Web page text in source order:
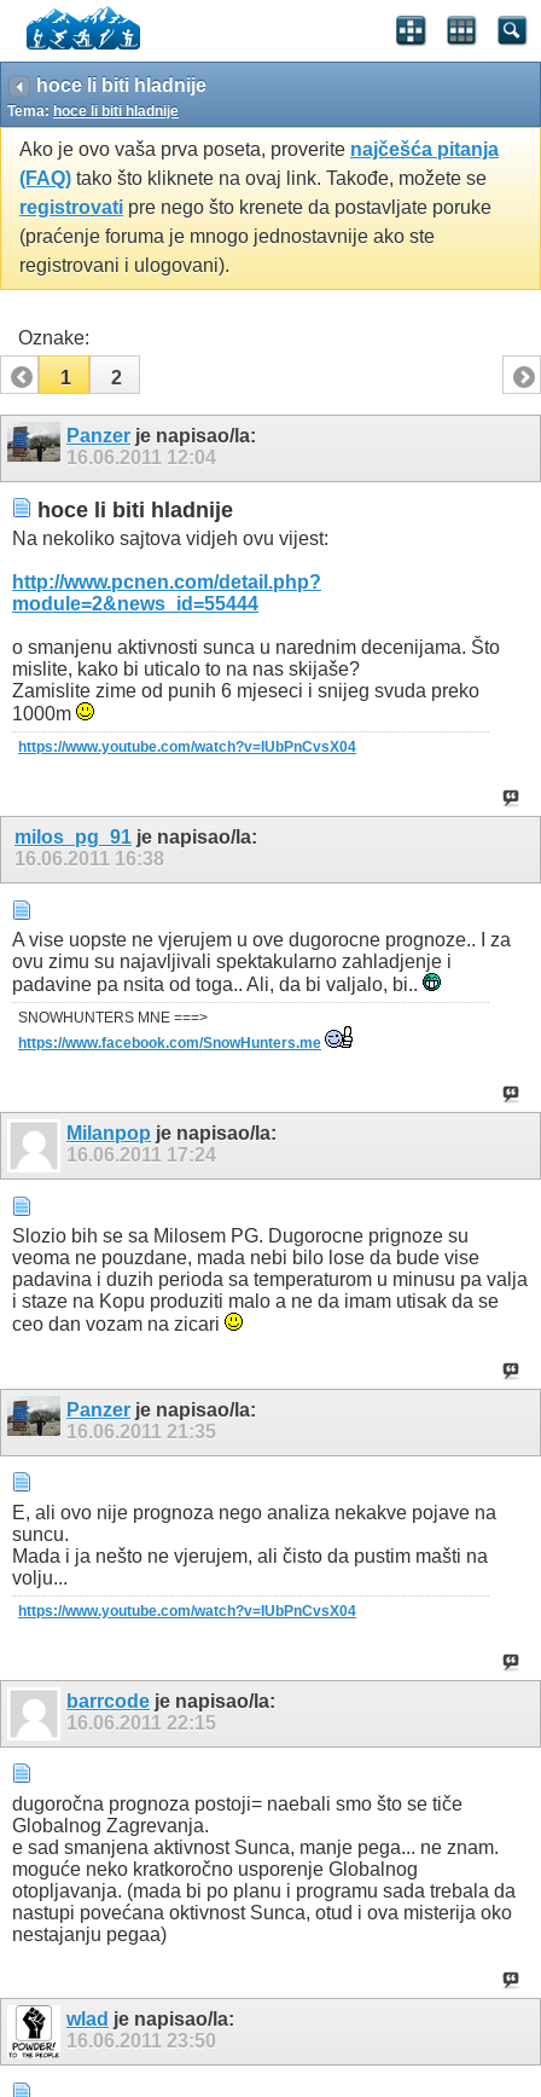
hoce li biti hladnije
Tema: hoce li biti hladnije
Ako je ovo vaša prva poseta, proverite najčešća pitanja
(FAQ) tako što kliknete na ovaj link. Takođe, možete se
registrovati pre nego što krenete da postavljate poruke
(praćenje foruma je mnogo jednostavnije ako ste
registrovani i ulogovani).
Oznake:
1
2
Panzer je napisao/la:
16.06.2011 12:04
hoce li biti hladnije
Na nekoliko sajtova vidjeh ovu vijest:
http://www.pcnen.com/detail.php?
module=2&news_id=55444
o smanjenu aktivnosti sunca u narednim decenijama. Što
mislite, kako bi uticalo to na nas skijaše?
Zamislite zime od punih 6 mjeseci i snijeg svuda preko
1000m
https://www.youtube.com/watch?v=IUbPnCvsX04
milos_pg_91 je napisao/la:
16.06.2011 16:38
A vise uopste ne vjerujem u ove dugorocne prognoze.. I za
ovu zimu su najavljivali spektakularno zahladjenje i
padavine pa nsita od toga.. Ali, da bi valjalo, bi..
SNOWHUNTERS MNE ===>
https://www.facebook.com/SnowHunters.me
Milanpop je napisao/la:
16.06.2011 17:24
Slozio bih se sa Milosem PG. Dugorocne prignoze su
veoma ne pouzdane, mada nebi bilo lose da bude vise
padavina i duzih perioda sa temperaturom u minusu pa valja
i staze na Kopu produziti malo a ne da imam utisak da se
ceo dan vozam na zicari
Panzer je napisao/la:
16.06.2011 21:35
E, ali ovo nije prognoza nego analiza nekakve pojave na
suncu.
Mada i ja nešto ne vjerujem, ali čisto da pustim mašti na
volju...
https://www.youtube.com/watch?v=IUbPnCvsX04
barrcode je napisao/la:
16.06.2011 22:15
dugoročna prognoza postoji= naebali smo što se tiče
Globalnog Zagrevanja.
e sad smanjena aktivnost Sunca, manje pega... ne znam.
moguće neko kratkoročno usporenje Globalnog
otopljavanja. (mada bi po planu i programu sada trebala da
nastupi povećana oktivnost Sunca, otud i ova misterija oko
nestajanju pegaa)
wlad je napisao/la:
16.06.2011 23:50